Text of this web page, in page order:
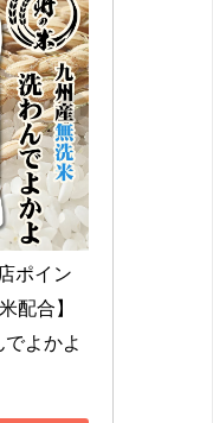
ポイン
配合】
よかよ